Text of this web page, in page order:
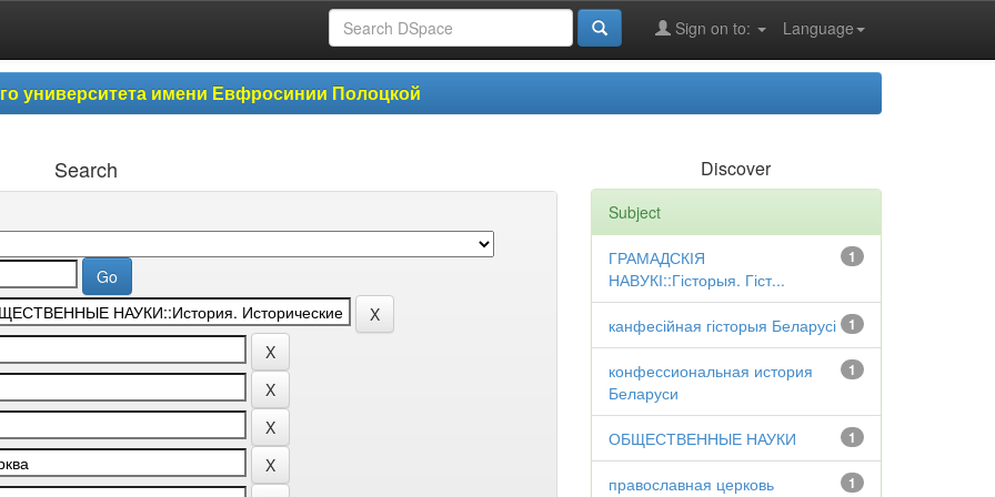
Language
Sign on to:
университета имени Евфросинии Полоцкой
Search Discover
Subject
1
ГРАМАДСКІЯ
НАВУКІ::Гісторыя. Гіст...
1
канфесійная гісторыя Беларусі
1
конфессиональная история
Беларуси
1
ОБЩЕСТВЕННЫЕ НАУКИ
1
православная церковь